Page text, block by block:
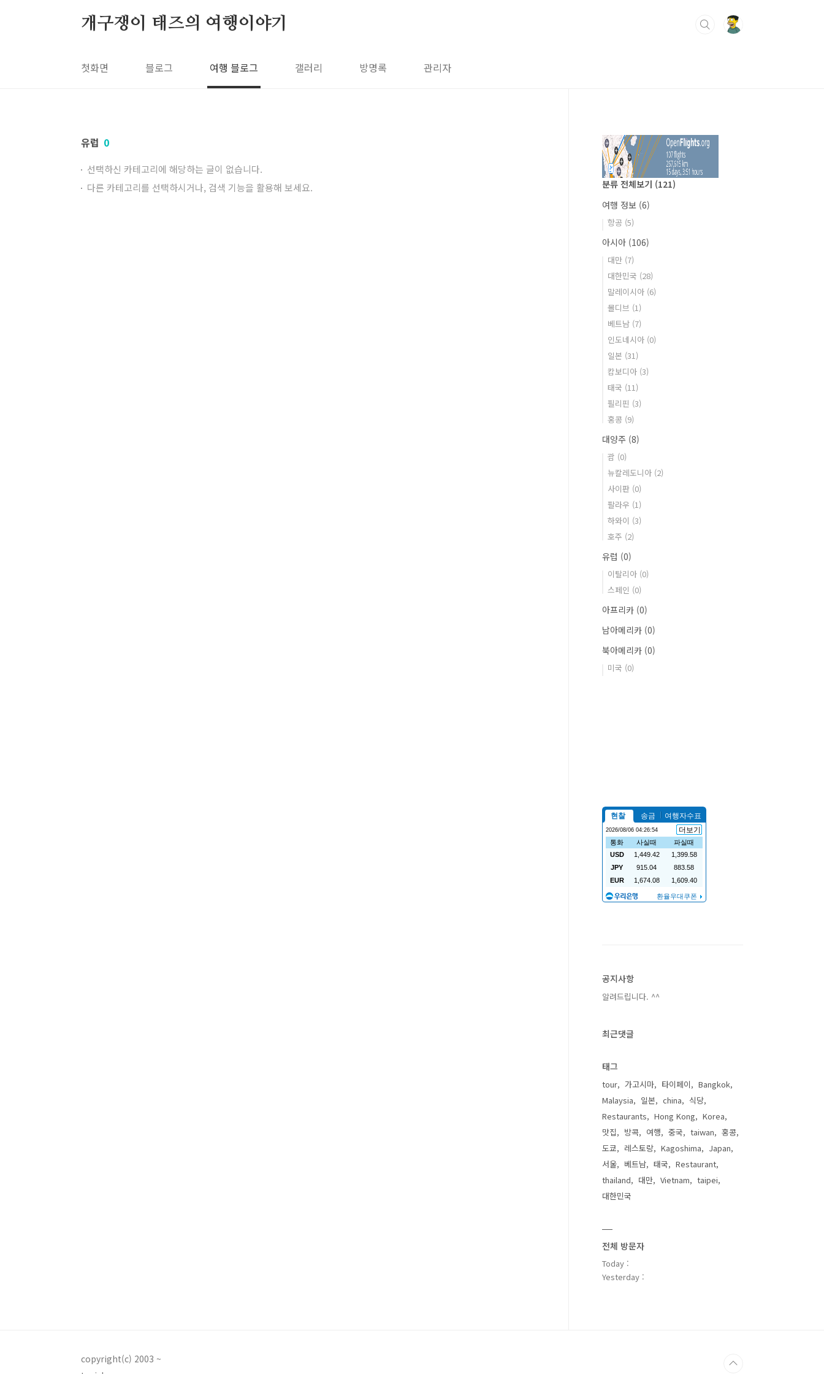
개구쟁이 태즈의 여행이야기
첫화면 블로그 여행 블로그 갤러리 방명록 관리자
유럽 0
선택하신 카테고리에 해당하는 글이 없습니다.
다른 카테고리를 선택하시거나, 검색 기능을 활용해 보세요.
분류 전체보기 (121)
여행 정보 (6)
항공 (5)
아시아 (106)
대만 (7)
대한민국 (28)
말레이시아 (6)
몰디브 (1)
베트남 (7)
인도네시아 (0)
일본 (31)
캄보디아 (3)
태국 (11)
필리핀 (3)
홍콩 (9)
대양주 (8)
괌 (0)
뉴칼레도니아 (2)
사이판 (0)
팔라우 (1)
하와이 (3)
호주 (2)
유럽 (0)
이탈리아 (0)
스페인 (0)
아프리카 (0)
남아메리카 (0)
북아메리카 (0)
미국 (0)
공지사항
알려드립니다. ^^
최근댓글
태그
tour 가고시마 타이페이
Bangkok
Malaysia
일본 china
식당
Restaurants
Hong Kong
Korea
맛집
방콕 여행 중국 taiwan
홍콩
도쿄
레스토랑 Kagoshima
Japan
서울
베트남 태국
Restaurant
thailand
대만 Vietnam
taipei
대한민국
전체 방문자
Today :
Yesterday :
copyright(c) 2003 ~